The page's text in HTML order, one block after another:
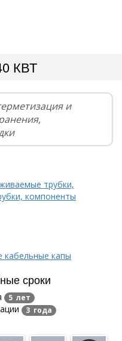
КВТ
и
трубки,
компоненты
кабельные капы
сроки
5 лет
3 года